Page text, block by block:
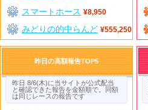
スマートホース ¥8,950
みどりの的中らんど ¥555,250
昨日の高額報告TOP5
昨日 8/6(木)に当サイトが公式配当
と確認できた報告を金額順で。同額
は同じレースの報告です